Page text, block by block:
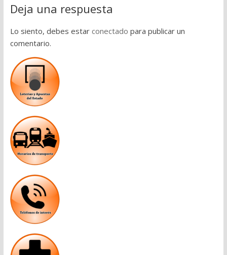
Deja una respuesta
Lo siento, debes estar conectado para publicar un
comentario.